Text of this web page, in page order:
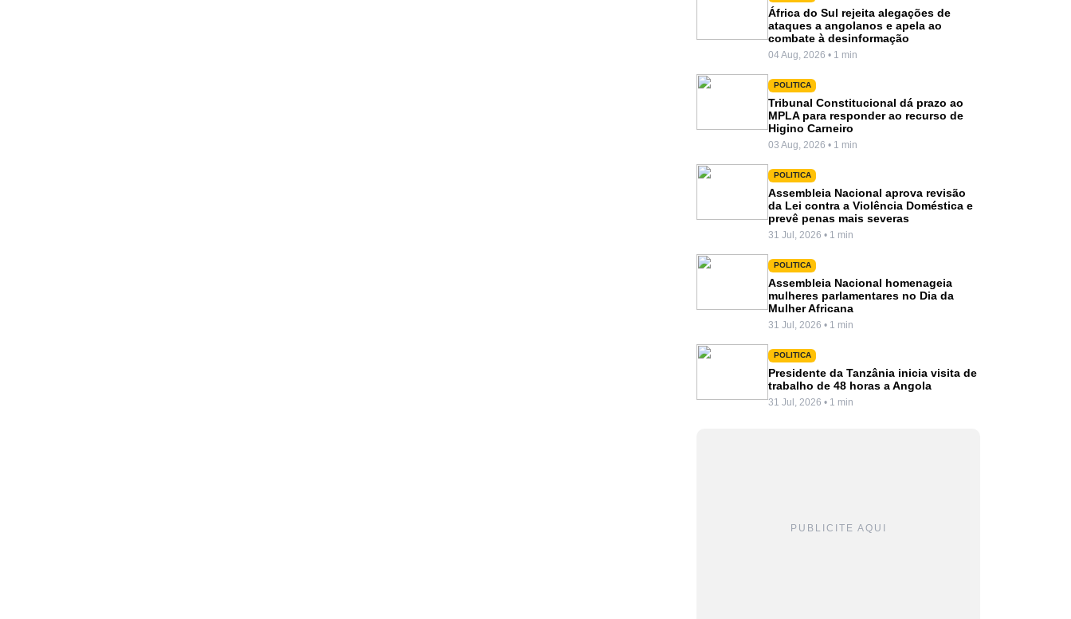
África do Sul rejeita alegações de
ataques a angolanos e apela ao
combate à desinformação
04 Aug, 2026 • 1 min
POLITICA
Tribunal Constitucional dá prazo ao
MPLA para responder ao recurso de
Higino Carneiro
03 Aug, 2026 • 1 min
POLITICA
Assembleia Nacional aprova revisão
da Lei contra a Violência Doméstica e
prevê penas mais severas
31 Jul, 2026 • 1 min
POLITICA
Assembleia Nacional homenageia
mulheres parlamentares no Dia da
Mulher Africana
31 Jul, 2026 • 1 min
POLITICA
Presidente da Tanzânia inicia visita de
trabalho de 48 horas a Angola
31 Jul, 2026 • 1 min
PUBLICITE AQUI